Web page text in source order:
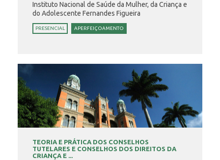
Instituto Nacional de Saúde da Mulher, da Criança e
do Adolescente Fernandes Figueira
PRESENCIAL APERFEIÇOAMENTO
TEORIA E PRÁTICA DOS CONSELHOS
TUTELARES E CONSELHOS DOS DIREITOS DA
CRIANÇA E ...